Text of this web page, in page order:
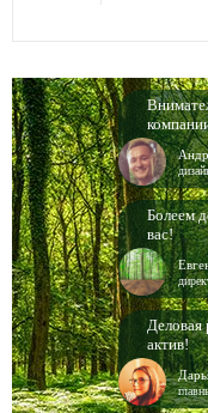
Болеем
вас!
Деловая
актив!